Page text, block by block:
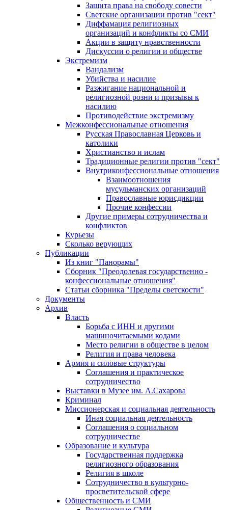
Защита права на свободу совести
Светские организации против "сект"
Диффамация религиозных
организаций и конфликты со СМИ
Акции в защиту нравственности
Дискуссии о религии и обществе
Экстремизм
Вандализм
Убийства и насилие
Разжигание национальной и
религиозной розни и призывы к
насилию
Противодействие экстремизму
Межконфессиональные отношения
Русская Православная Церковь и
католики
Христианство и ислам
Традиционные религии против "сект"
Внутриконфессиональные отношения
Взаимоотношения
мусульманских организаций
Православные юрисдикции
Прочие конфессии
Другие примеры сотрудничества и
конфликтов
Курьезы
Сколько верующих
Публикации
Из книг "Панорамы"
Сборник "Преодолевая государственно -
конфессиональные отношения"
Статьи сборника "Пределы светскости"
Документы
Архив
Власть
Борьба с ИНН и другими
машиночитаемыми кодами
Место религии в обществе в целом
Религия и права человека
Армия и силовые структуры
Соглашения и практическое
сотрудничество
Выставки в Музее им. А.Сахарова
Криминал
Миссионерская и социальная деятельность
Иная социальная деятельность
Соглашения о социальном
сотрудничестве
Образование и культура
Государственная поддержка
религиозного образования
Религия в школе
Сотрудничество в культурно-
просветительской сфере
Общественность и СМИ